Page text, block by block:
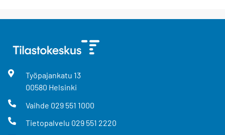
Työpajankatu 13
00580 Helsinki
Vaihde 029 551 1000
Tietopalvelu 029 551 2220